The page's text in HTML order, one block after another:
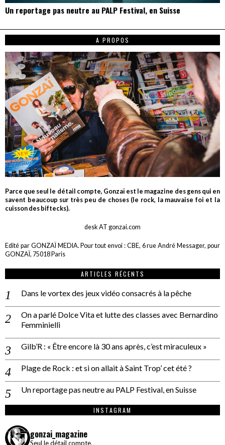
Un reportage pas neutre au PALP Festival, en Suisse
A PROPOS
Parce que seul le détail compte, Gonzaï est le magazine des gens qui en
savent beaucoup sur très peu de choses (le rock, la mauvaise foi et la
cuisson des biftecks).
desk AT gonzai.com
Edité par GONZAÏ MEDIA. Pour tout envoi : CBE, 6 rue André Messager, pour
GONZAÏ, 75018 Paris
ARTICLES RÉCENTS
Dans le vortex des jeux vidéo consacrés à la pêche
On a parlé Dolce Vita et lutte des classes avec Bernardino
Femminielli
Gilb’R : « Être encore là 30 ans après, c’est miraculeux »
Plage de Rock : et si on allait à Saint Trop’ cet été ?
Un reportage pas neutre au PALP Festival, en Suisse
INSTAGRAM
gonzai_magazine
Seul le détail compte.